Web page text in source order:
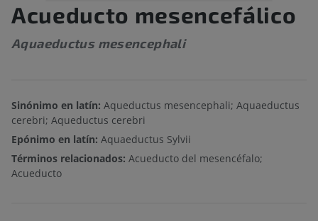
Acueducto mesencefálico
Aquaeductus mesencephali
Sinónimo en latín: Aqueductus mesencephali; Aquaeductus
cerebri; Aqueductus cerebri
Epónimo en latín: Aquaeductus Sylvii
Términos relacionados: Acueducto del mesencéfalo;
Acueducto